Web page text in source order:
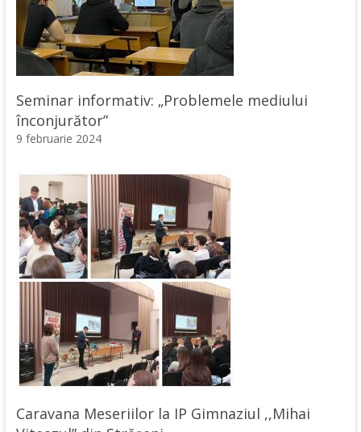
Seminar informativ: „Problemele mediului
înconjurător”
9 februarie 2024
Caravana Meseriilor la IP Gimnaziul ,,Mihai